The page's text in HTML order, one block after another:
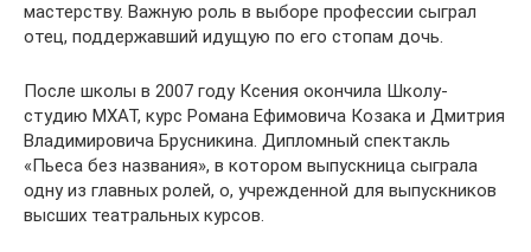
мастерству. Важную роль в выборе профессии сыграл
отец, поддержавший идущую по его стопам дочь.
После школы в 2007 году Ксения окончила Школу-
студию МХАТ, курс Романа Ефимовича Козака и Дмитрия
Владимировича Брусникина. Дипломный спектакль
«Пьеса без названия», в котором выпускница сыграла
одну из главных ролей, о, учрежденной для выпускников
высших театральных курсов.